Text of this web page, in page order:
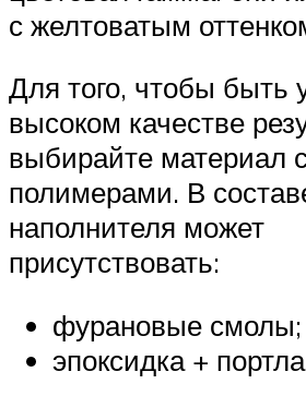
с желтоватым
Для того, чтобы быть
высоком качестве
выбирайте материал
полимерами. В
наполнителя может
присутствовать:
фурановые смолы;
эпоксидка +